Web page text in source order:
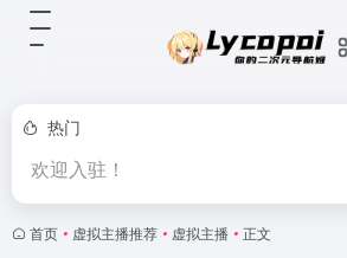
热门
欢迎入驻！
首页 • 虚拟主播推荐 • 虚拟主播 • 正文